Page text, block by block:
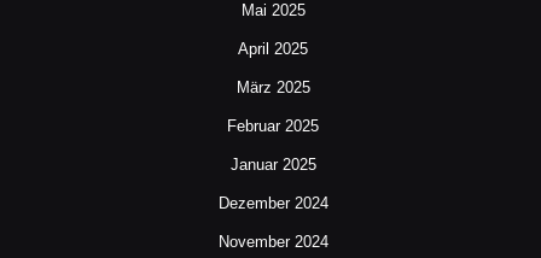
Mai 2025
April 2025
März 2025
Februar 2025
Januar 2025
Dezember 2024
November 2024